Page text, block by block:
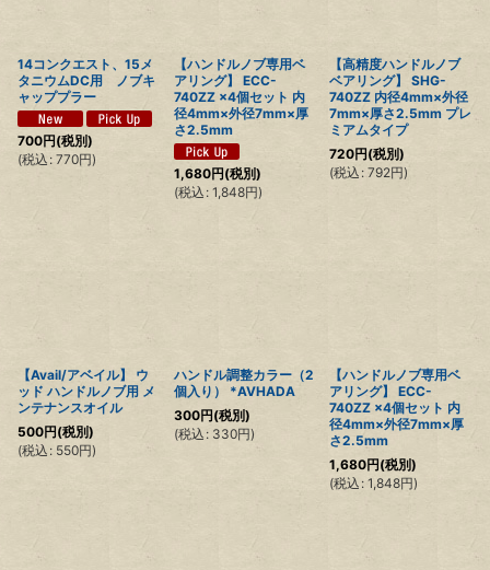
14コンクエスト、15メ
タニウムDC用 ノブキ
ャッププラー
700円(税別)
(税込 : 770円)
【ハンドルノブ専用ベ
アリング】 ECC-
740ZZ ×4個セット 内
径4mm×外径7mm×厚
さ2.5mm
1,680円(税別)
(税込 : 1,848円)
【高精度ハンドルノブ
ベアリング】 SHG-
740ZZ 内径4mm×外径
7mm×厚さ2.5mm プレ
ミアムタイプ
720円(税別)
(税込 : 792円)
【Avail/アベイル】 ウ
ッド ハンドルノブ用 メ
ンテナンスオイル
500円(税別)
(税込 : 550円)
ハンドル調整カラー（2
個入り） *AVHADA
300円(税別)
(税込 : 330円)
【ハンドルノブ専用ベ
アリング】 ECC-
740ZZ ×4個セット 内
径4mm×外径7mm×厚
さ2.5mm
1,680円(税別)
(税込 : 1,848円)